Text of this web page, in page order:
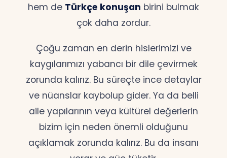
hem de Türkçe konuşan birini bulmak
çok daha zordur.
Çoğu zaman en derin hislerimizi ve
kaygılarımızı yabancı bir dile çevirmek
zorunda kalırız. Bu süreçte ince detaylar
ve nüanslar kaybolup gider. Ya da belli
aile yapılarının veya kültürel değerlerin
bizim için neden önemli olduğunu
açıklamak zorunda kalırız. Bu da insanı